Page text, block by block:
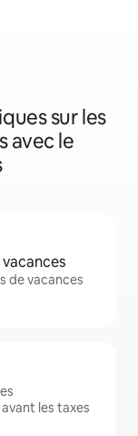
sur les
avec le
de vacances
les taxes